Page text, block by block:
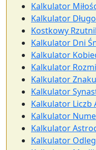
Kalkulator
Kalkulator
Kostkowy
Kalkulator Dni
Kalkulator
Kalkulator
Kalkulator
Kalkulator
Kalkulator Liczb
Kalkulator
Kalkulator
Kalkulator